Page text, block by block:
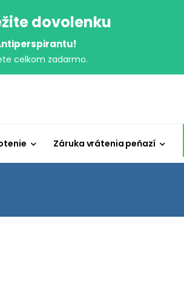
dovolenku
celkom zadarmo.
Záruka vrátenia peňazí